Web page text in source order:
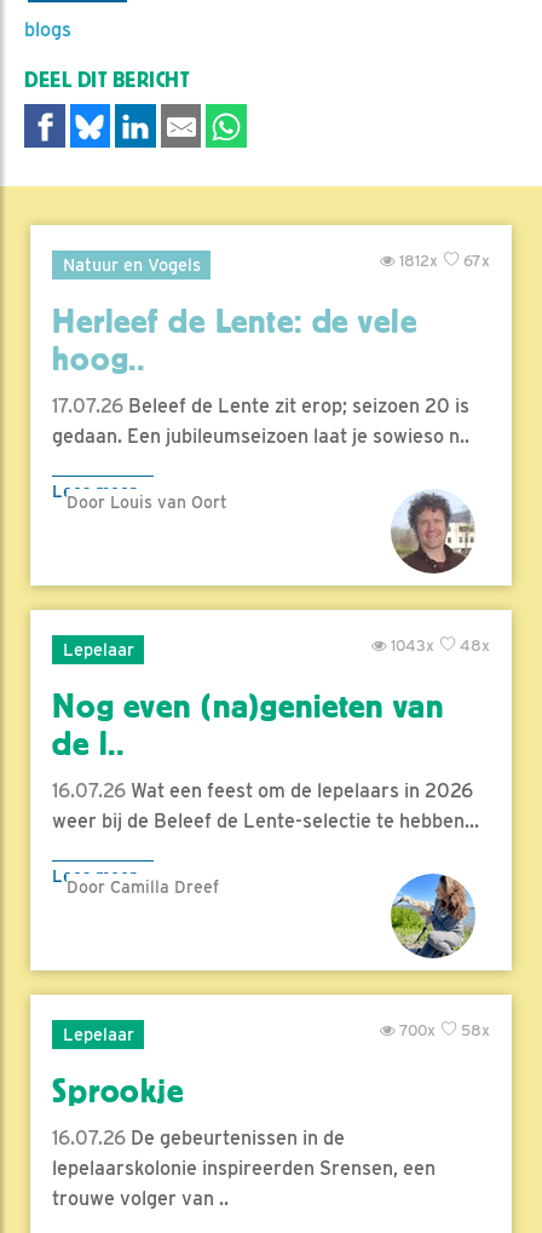
blogs
DEEL DIT BERICHT
Natuur en Vogels 67x
1812x
Herleef de Lente: de vele
hoog..
17.07.26 Beleef de Lente zit erop; seizoen 20 is
gedaan. Een jubileumseizoen laat je sowieso n..
Lees meer
Door Louis van Oort
Lepelaar 48x
1043x
Nog even (na)genieten van
de l..
16.07.26 Wat een feest om de lepelaars in 2026
weer bij de Beleef de Lente-selectie te hebben...
Lees meer
Door Camilla Dreef
Lepelaar 58x
700x
Sprookje
16.07.26 De gebeurtenissen in de
lepelaarskolonie inspireerden Srensen, een
trouwe volger van ..